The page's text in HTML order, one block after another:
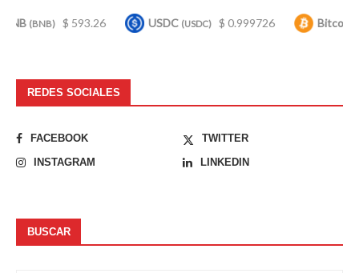
$ 593.26 USDC(USDC) $ 0.999726 Bitcoin(BTC) $
REDES SOCIALES
FACEBOOK
TWITTER
INSTAGRAM
LINKEDIN
BUSCAR